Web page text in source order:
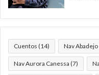
Cuentos (14) Nav Abadejo
Nav Aurora Canessa (7)